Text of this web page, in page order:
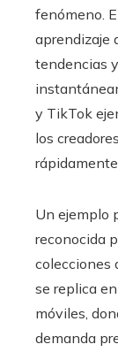
fenómeno.
aprendizaje
tendencias
y TikTok
los
Un ejemplo
reconocida
colecciones
se replica
móviles,
demanda